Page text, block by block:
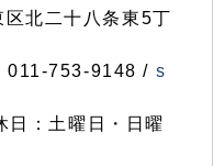
北二十八条東5丁
011-753-9148 / s
：土曜日・日曜